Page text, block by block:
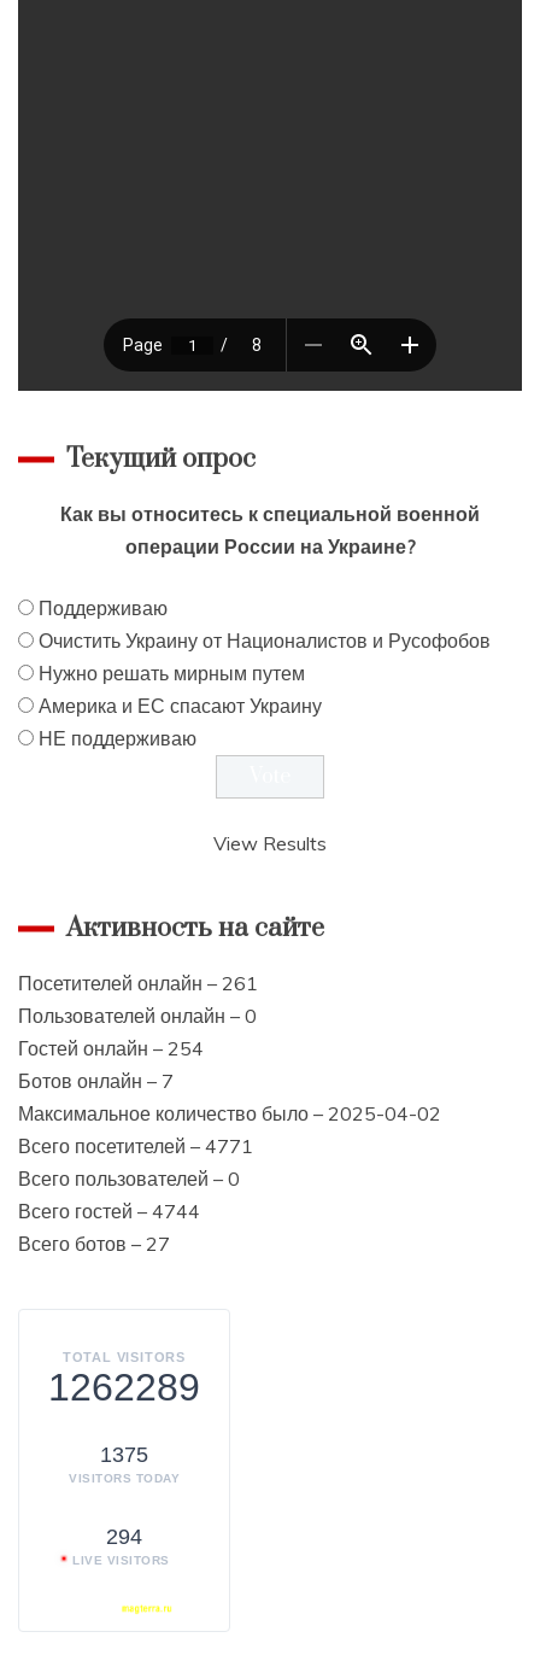
Текущий опрос
Как вы относитесь к специальной военной
операции России на Украине?
Поддерживаю
Очистить Украину от Националистов и Русофобов
Нужно решать мирным путем
Америка и ЕС спасают Украину
НЕ поддерживаю
View Results
Активность на сайте
Посетителей онлайн – 261
Пользователей онлайн – 0
Гостей онлайн – 254
Ботов онлайн – 7
Максимальное количество было – 2025-04-02
Всего посетителей – 4771
Всего пользователей – 0
Всего гостей – 4744
Всего ботов – 27
TOTAL VISITORS
1262289
1375
VISITORS TODAY
294
LIVE VISITORS